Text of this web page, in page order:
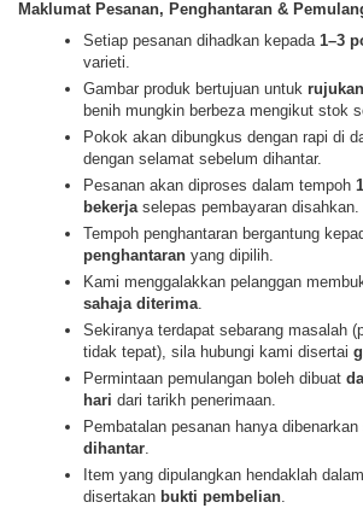
Maklumat Pesanan, Penghantaran &
Setiap pesanan dihadkan kepada1–3
varieti.
Gambar produk bertujuan untuk
benih mungkin berbeza mengikut stok
Pokok akan dibungkus dengan rapi di
dengan selamat sebelum dihantar.
Pesanan akan diproses dalam tempoh
bekerjaselepas pembayaran disahkan.
Tempoh penghantaran bergantung
penghantaran yang dipilih.
Kami menggalakkan pelanggan
sahaja diterima.
Sekiranya terdapat sebarang masalah
tidak tepat), sila hubungi kami disertai
Permintaan pemulangan boleh dibuat
hari dari tarikh penerimaan.
Pembatalan pesanan hanya dibenarkan
dihantar.
Item yang dipulangkan hendaklah
disertakan bukti pembelian.